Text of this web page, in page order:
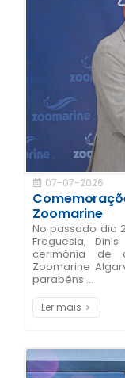
07-07-2026
Zoomarine
No passado dia
Freguesia,
cerimónia de
Zoomarine
parabéns ...
Ler mais